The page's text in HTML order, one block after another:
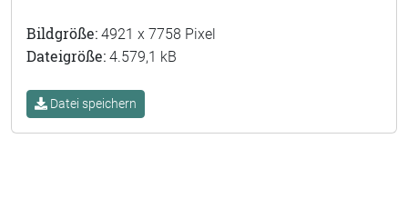
Bildgröße: 4921 x 7758 Pixel
Dateigröße: 4.579,1 kB
Datei speichern